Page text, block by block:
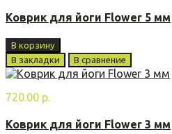
Коврик для йоги Flower 5 мм
В корзину
В закладки
В сравнение
720.00 р.
Коврик для йоги Flower 3 мм